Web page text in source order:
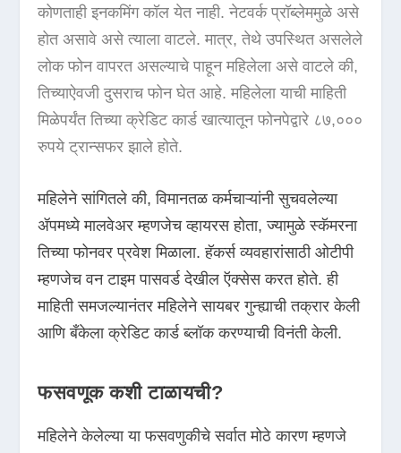
कोणताही इनकमिंग कॉल येत नाही. नेटवर्क प्रॉब्लेममुळे असे
होत असावे असे त्याला वाटले. मात्र, तेथे उपस्थित असलेले
लोक फोन वापरत असल्याचे पाहून महिलेला असे वाटले की,
तिच्याऐवजी दुसराच फोन घेत आहे. महिलेला याची माहिती
मिळेपर्यंत तिच्या क्रेडिट कार्ड खात्यातून फोनपेद्वारे ८७,०००
रुपये ट्रान्सफर झाले होते.
महिलेने सांगितले की, विमानतळ कर्मचाऱ्यांनी सुचवलेल्या
ॲपमध्ये मालवेअर म्हणजेच व्हायरस होता, ज्यामुळे स्कॅमरना
तिच्या फोनवर प्रवेश मिळाला. हॅकर्स व्यवहारांसाठी ओटीपी
म्हणजेच वन टाइम पासवर्ड देखील ऍक्सेस करत होते. ही
माहिती समजल्यानंतर महिलेने सायबर गुन्ह्याची तक्रार केली
आणि बँकेला क्रेडिट कार्ड ब्लॉक करण्याची विनंती केली.
फसवणूक कशी टाळायची?
महिलेने केलेल्या या फसवणुकीचे सर्वात मोठे कारण म्हणजे